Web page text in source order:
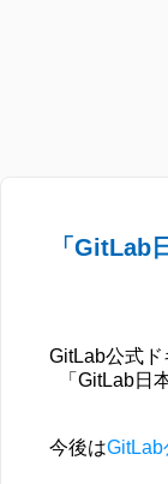
「GitLab
GitLab公式
「GitLab日
今後はGitLab